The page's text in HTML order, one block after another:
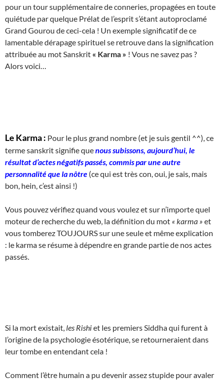
pour un tour supplémentaire de conneries, propagées en toute
quiétude par quelque Prélat de l’esprit s’étant autoproclamé
Grand Gourou de ceci-cela ! Un exemple significatif de ce
lamentable dérapage spirituel se retrouve dans la signification
attribuée au mot Sanskrit « Karma » ! Vous ne savez pas ?
Alors voici…
Le Karma : Pour le plus grand nombre (et je suis gentil ^^), ce
terme sanskrit signifie quenous subissons, aujourd’hui, le
résultat d’actes négatifs passés, commis par une autre
personnalité que la nôtre (ce qui est très con, oui, je sais, mais
bon, hein, c’est ainsi !)
Vous pouvez vérifiez quand vous voulez et sur n’importe quel
moteur de recherche du web, la définition du mot « karma » et
vous tomberez TOUJOURS sur une seule et même explication
: le karma se résume à dépendre en grande partie de nos actes
passés.
Si la mort existait, les Rishiet les premiers Siddha qui furent à
l’origine de la psychologie ésotérique, se retourneraient dans
leur tombe en entendant cela !
Comment l’être humain a pu devenir assez stupide pour avaler